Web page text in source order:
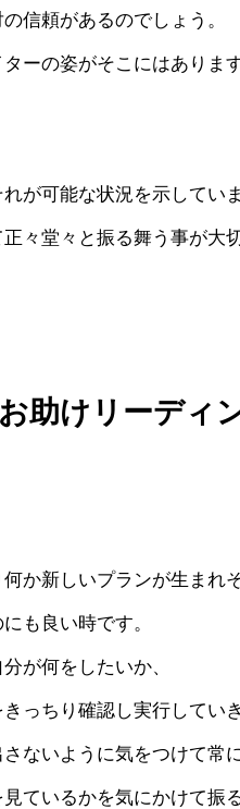
信頼があるのでしょう。
ーの姿がそこにはあります
が可能な状況を示していま
々堂々と振る舞う事が大切
助けリーディ
か新しいプランが生まれ
も良い時です。
が何をしたいか、
っちり確認し実行してい
ないように気をつけて常
ているかを気にかけて振